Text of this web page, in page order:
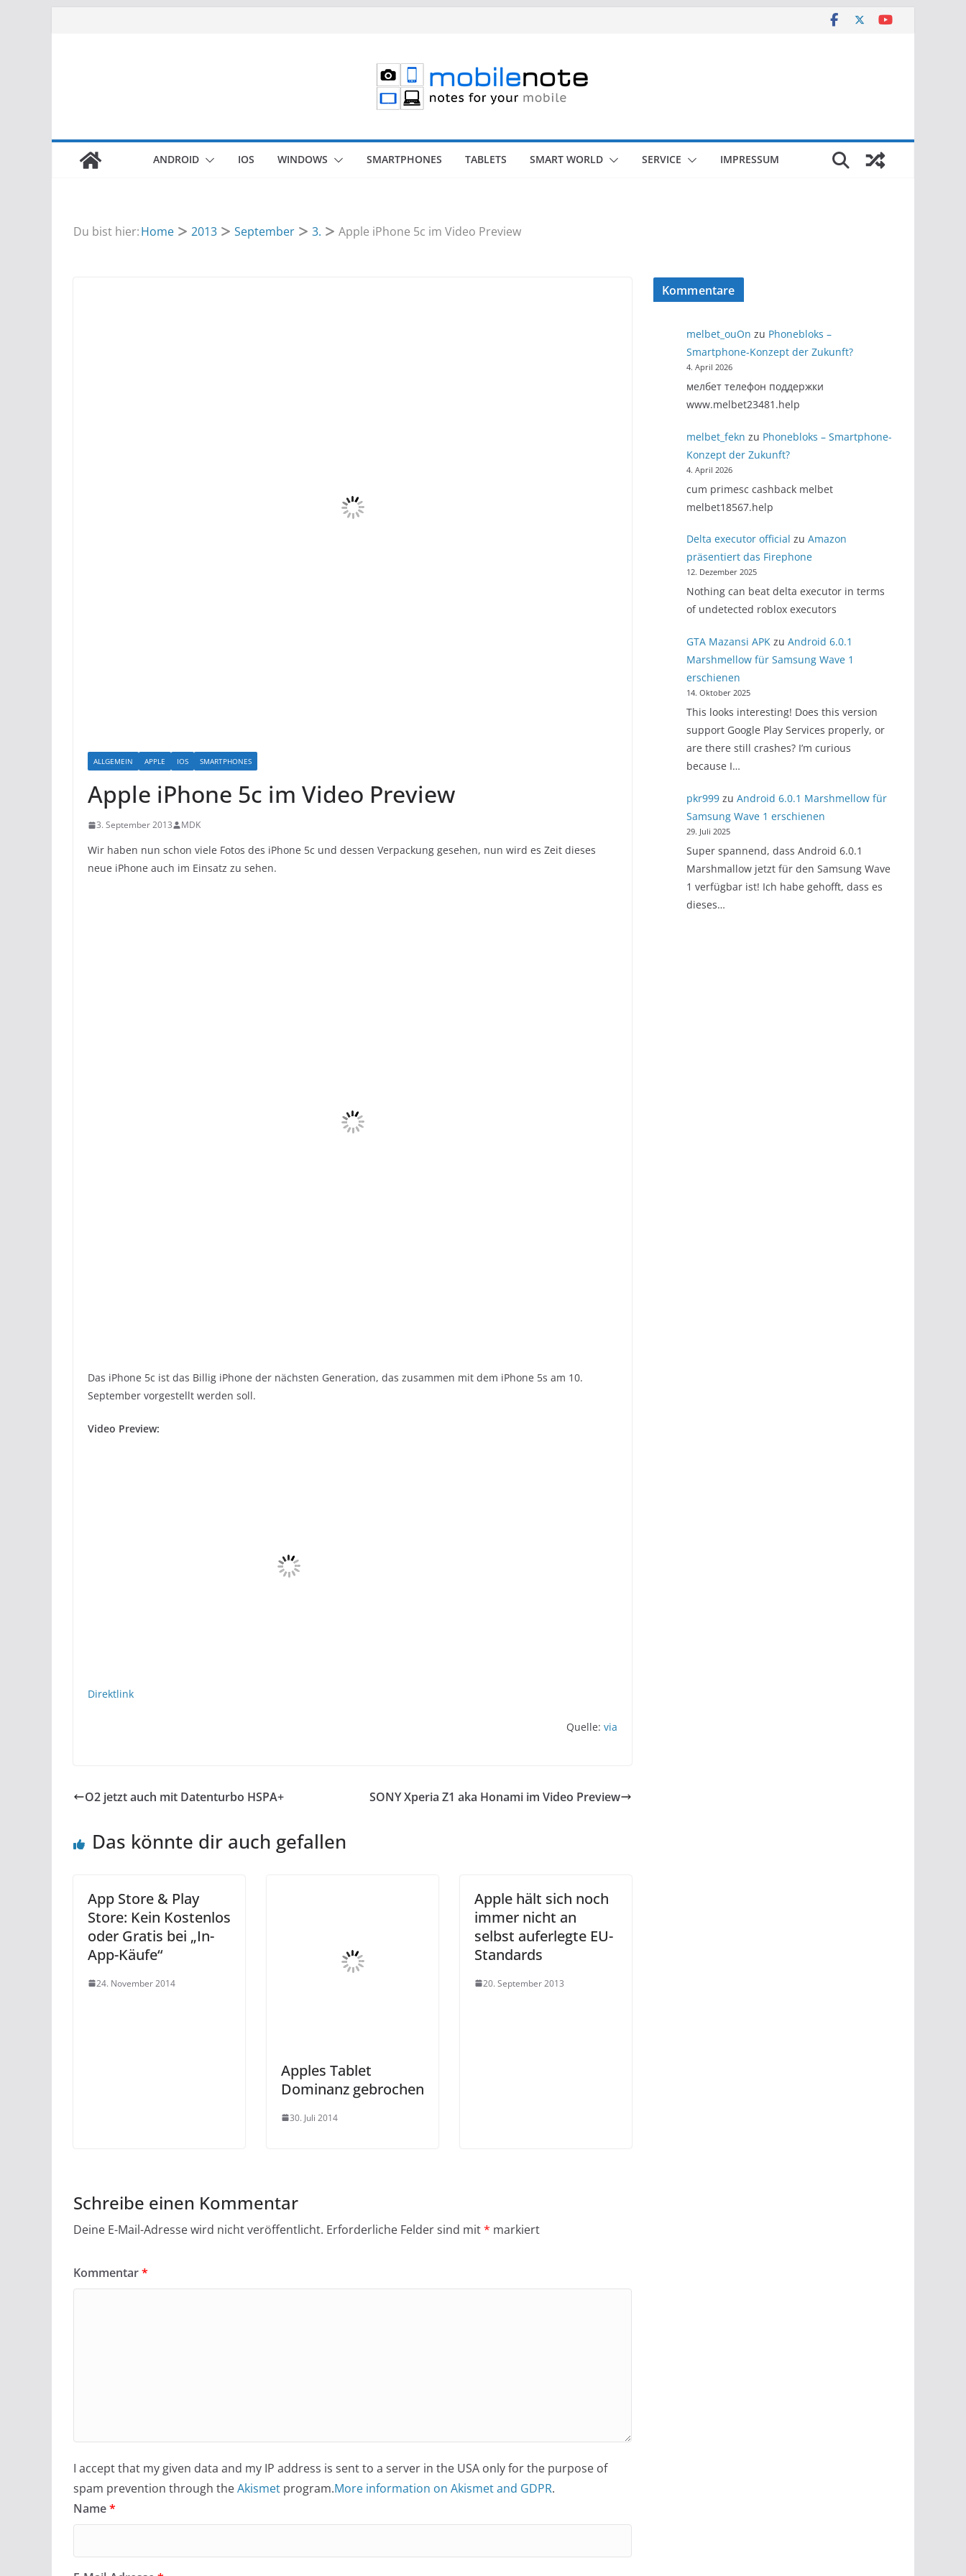
ANDROID IOS WINDOWS SMARTPHONES TABLETS SMART WORLD SERVICE IMPRESSUM
Du bist hier:Home 2013 September 3. Apple iPhone 5c im Video Preview
ALLGEMEIN APPLE IOS SMARTPHONES
Apple iPhone 5c im Video Preview
3. September 2013 MDK
Wir haben nun schon viele Fotos des iPhone 5c und dessen Verpackung gesehen, nun wird es Zeit dieses
neue iPhone auch im Einsatz zu sehen.
Das iPhone 5c ist das Billig iPhone der nächsten Generation, das zusammen mit dem iPhone 5s am 10.
September vorgestellt werden soll.
Video Preview:
Direktlink
Quelle: via
O2 jetzt auch mit Datenturbo HSPA+ SONY Xperia Z1 aka Honami im Video Preview
Das könnte dir auch gefallen
App Store & Play
Store: Kein Kostenlos
oder Gratis bei „In-
App-Käufe“
24. November 2014
Apples Tablet
Dominanz gebrochen
30. Juli 2014
Apple hält sich noch
immer nicht an
selbst auferlegte EU-
Standards
20. September 2013
Schreibe einen Kommentar
Deine E-Mail-Adresse wird nicht veröffentlicht. Erforderliche Felder sind mit* markiert
Kommentar*
I accept that my given data and my IP address is sent to a server in the USA only for the purpose of
spam prevention through theAkismet program.More information on Akismet and GDPR.
Name*
Kommentare
melbet_ouOn zu Phonebloks –
Smartphone-Konzept der Zukunft?
4. April 2026
мелбет телефон поддержки
www.melbet23481.help
melbet_fekn zu Phonebloks – Smartphone-
Konzept der Zukunft?
4. April 2026
cum primesc cashback melbet
melbet18567.help
Delta executor official zu Amazon
präsentiert das Firephone
12. Dezember 2025
Nothing can beat delta executor in terms
of undetected roblox executors
GTA Mazansi APKzu Android 6.0.1
Marshmellow für Samsung Wave 1
erschienen
14. Oktober 2025
This looks interesting! Does this version
support Google Play Services properly, or
are there still crashes? I’m curious
because I…
pkr999zu Android 6.0.1 Marshmellow für
Samsung Wave 1 erschienen
29. Juli 2025
Super spannend, dass Android 6.0.1
Marshmallow jetzt für den Samsung Wave
1 verfügbar ist! Ich habe gehofft, dass es
dieses…